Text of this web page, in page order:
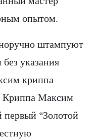
опытом.
штампуют
указания
криппа
Криппа Максим
первый “Золотой